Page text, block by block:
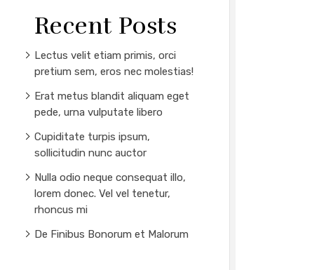
Recent Posts
Lectus velit etiam primis, orci
pretium sem, eros nec molestias!
Erat metus blandit aliquam eget
pede, urna vulputate libero
Cupiditate turpis ipsum,
sollicitudin nunc auctor
Nulla odio neque consequat illo,
lorem donec. Vel vel tenetur,
rhoncus mi
De Finibus Bonorum et Malorum